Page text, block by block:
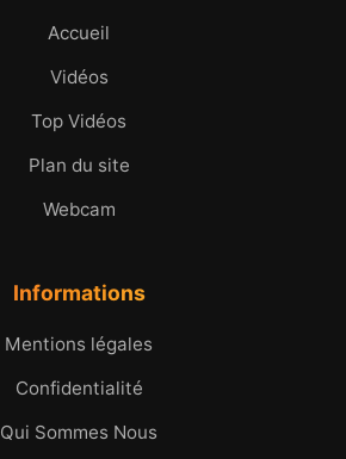
Accueil
Vidéos
Top Vidéos
Plan du site
Webcam
Informations
Mentions légales
Confidentialité
Qui Sommes Nous